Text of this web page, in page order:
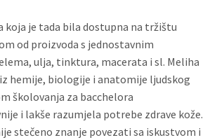
koja je tada bila dostupna na tržištu
od proizvoda s jednostavnim
ulja, tinktura, macerata i sl. Meliha
hemije, biologije i anatomije ljudskog
školovanja za bacchelora
i lakše razumjela potrebe zdrave kože.
stečeno znanje povezati sa iskustvom i